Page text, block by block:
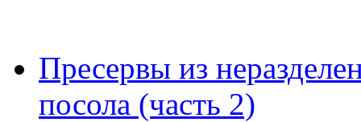
Пресервы из
посола (часть 2)